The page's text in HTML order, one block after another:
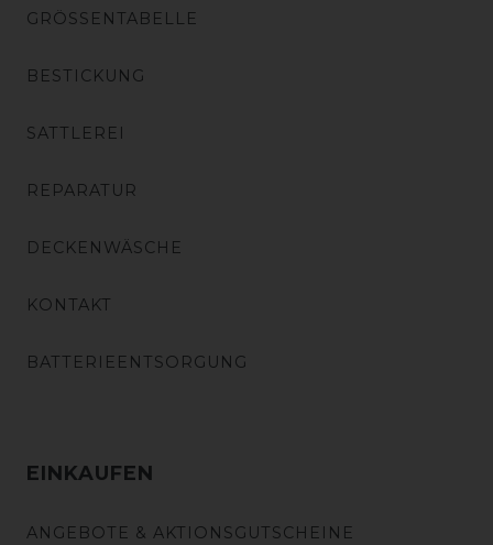
GRÖSSENTABELLE
BESTICKUNG
SATTLEREI
REPARATUR
DECKENWÄSCHE
KONTAKT
BATTERIEENTSORGUNG
EINKAUFEN
ANGEBOTE & AKTIONSGUTSCHEINE